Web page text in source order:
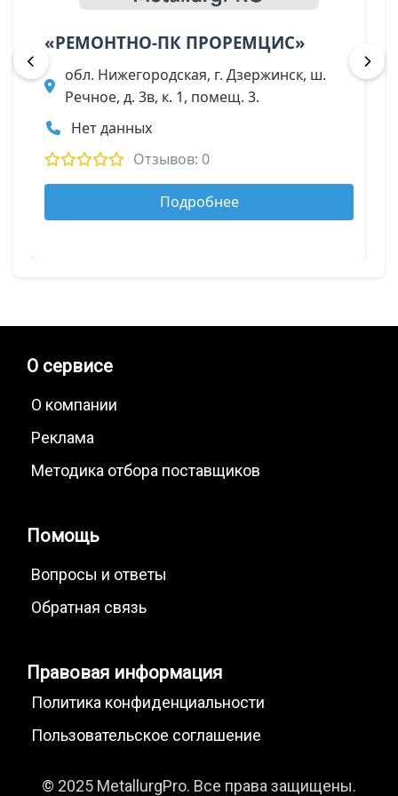
«РЕМОНТНО-ПК ПРОРЕМЦИС»
обл. Нижегородская, г. Дзержинск, ш.
Речное, д. 3в, к. 1, помещ. 3.
Нет данных
Отзывов: 0
Подробнее
О сервисе
О компании
Реклама
Методика отбора поставщиков
Помощь
Вопросы и ответы
Обратная связь
Правовая информация
Политика конфиденциальности
Пользовательское соглашение
© 2025 MetallurgPro. Все права защищены.